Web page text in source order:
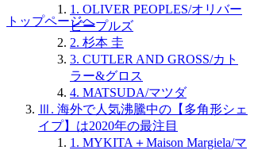
1. OLIVER PEOPLES/オリバー
ピープルズ
2. 杉本 圭
3. CUTLER AND GROSS/カト
ラー&グロス
4. MATSUDA/マツダ
Ⅲ. 海外で人気沸騰中の【多角形シェ
イプ】は2020年の最注目
1. MYKITA＋Maison Margiela/マ
トップページへ